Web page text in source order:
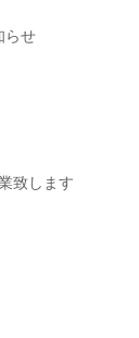
らせ
致します